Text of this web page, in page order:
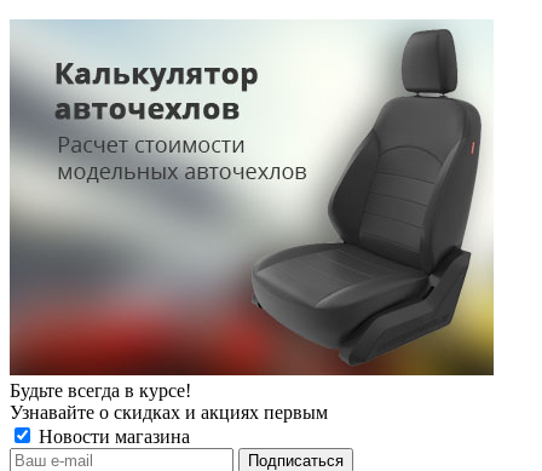
Будьте всегда в курсе!
Узнавайте о скидках и акциях первым
Новости магазина